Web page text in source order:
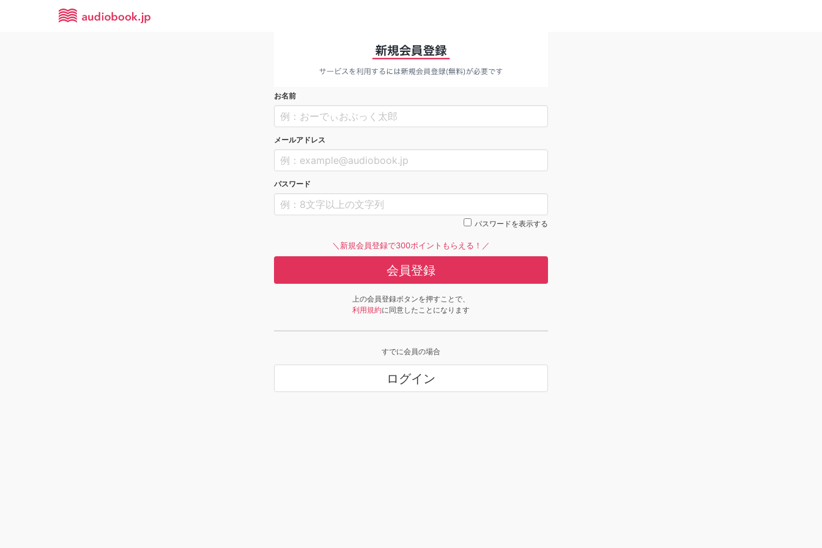
お名前
メールアドレス
パスワード
パスワードを表示する
＼新規会員登録で300ポイントもらえる！／
会員登録
上の会員登録ボタンを押すことで、
利用規約に同意したことになります
すでに会員の場合
ログイン